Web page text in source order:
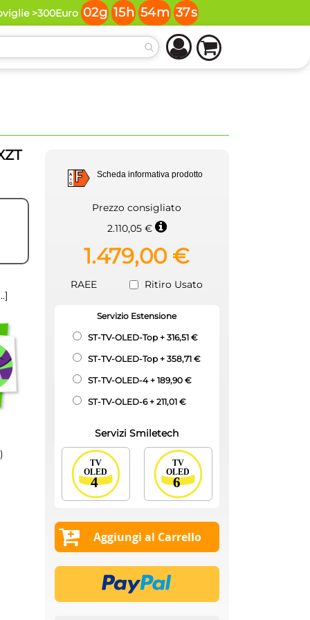
>300Euro 02g 15h 54m 36s
A
G F Scheda informativa prodotto
Prezzo consigliato
2.110,05 €
1.479,00 €
RAEE Ritiro Usato
Servizio Estensione
ST-TV-OLED-Top+316,51 €
ST-TV-OLED-Top+358,71 €
ST-TV-OLED-4+189,90 €
ST-TV-OLED-6+211,01 €
Servizi Smiletech
Aggiungi al Carrello